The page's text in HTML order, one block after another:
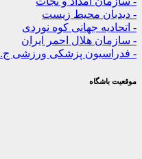
محیط زیست
جهانی کوه نوردی
هلال احمر ایران
پزشکی ورزشی ج.ا.ا